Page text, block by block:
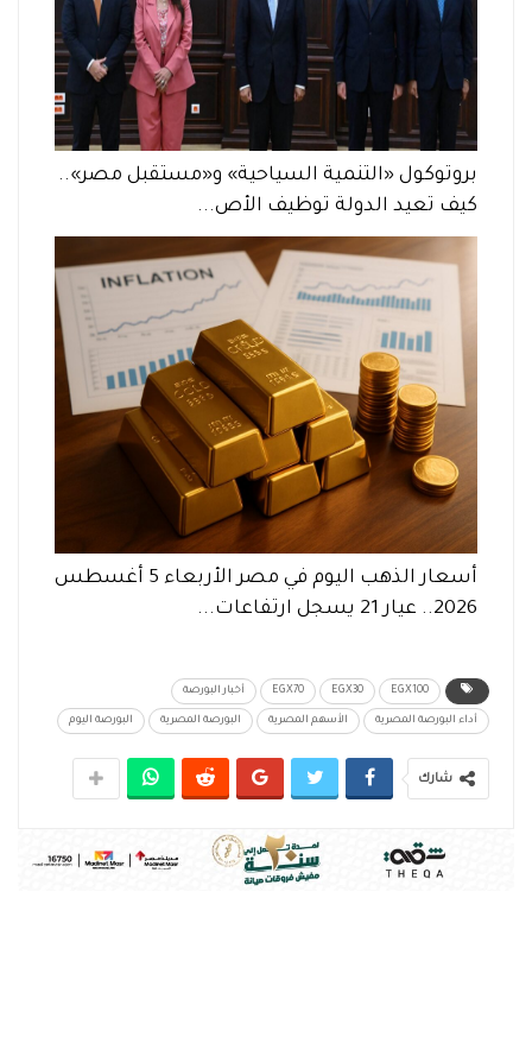
بروتوكول «التنمية السياحية» و«مستقبل مصر»..
كيف تعيد الدولة توظيف الأص...
أسعار الذهب اليوم في مصر الأربعاء 5 أغسطس
2026.. عيار 21 يسجل ارتفاعات...
EGX100
EGX30
EGX70 أخبار البورصة
أداء البورصة المصرية الأسهم المصرية البورصة المصرية البورصة اليوم
شارك